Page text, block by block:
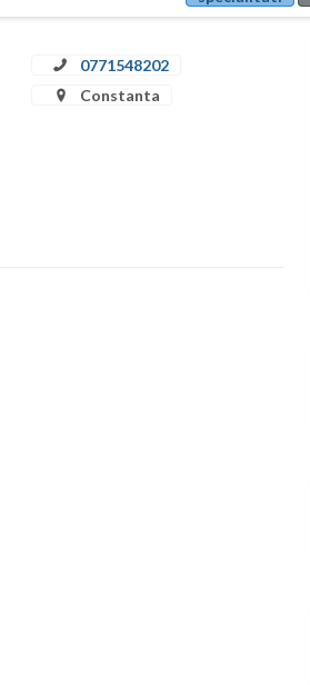
0771548202
Constanta